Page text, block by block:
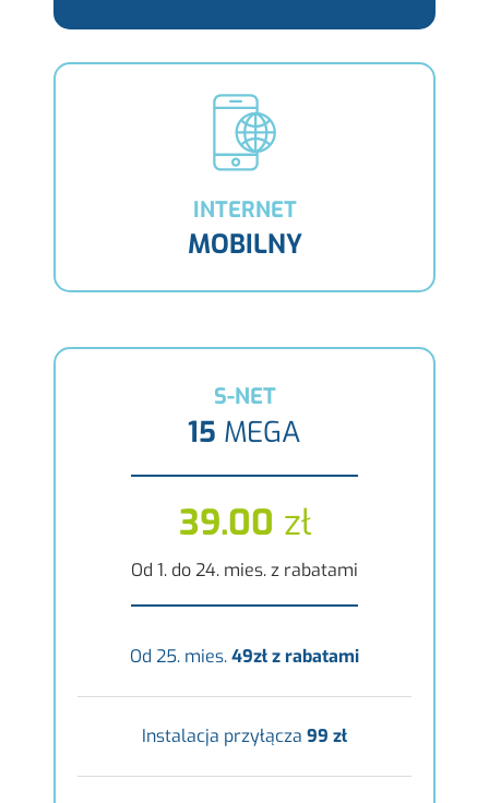
INTERNET
MOBILNY
S-NET
15 MEGA
39.00 zł
Od 1. do 24. mies. z rabatami
Od 25. mies.49zł z rabatami
Instalacja przyłącza 99 zł